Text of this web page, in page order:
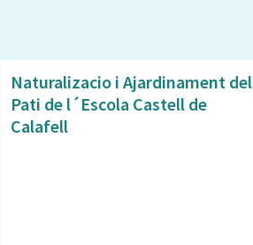
Naturalizacio i Ajardinament del
Pati de l´Escola Castell de
Calafell